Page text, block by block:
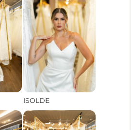
ISOLDE